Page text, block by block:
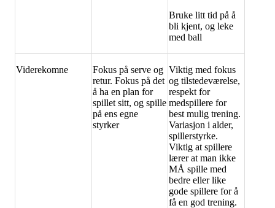
Bruke litt tid på å
bli kjent, og leke
med ball
Viderekomne
Fokus på serve og
retur. Fokus på det
å ha en plan for
spillet sitt, og spille
på ens egne
styrker
Viktig med fokus
og tilstedeværelse,
respekt for
medspillere for
best mulig trening.
Variasjon i alder,
spillerstyrke.
Viktig at spillere
lærer at man ikke
MÅ spille med
bedre eller like
gode spillere for å
få en god trening.